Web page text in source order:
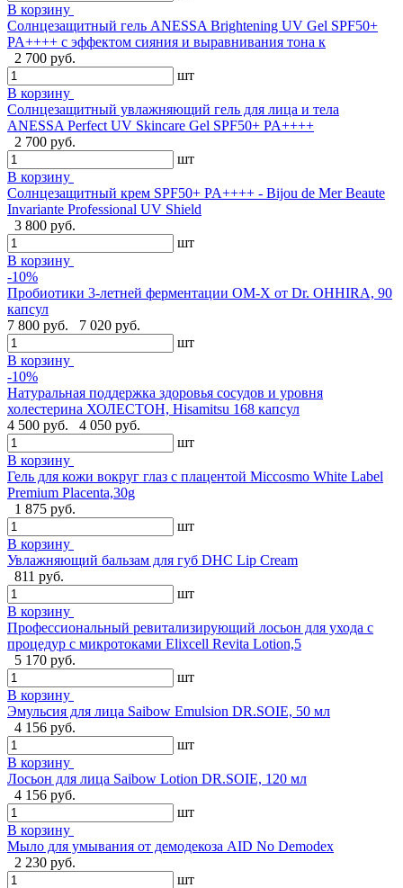
В корзину
Солнцезащитный гель ANESSA Brightening UV Gel SPF50+
PA++++ с эффектом сияния и выравнивания тона к
2 700 руб.
шт
В корзину
Солнцезащитный увлажняющий гель для лица и тела
ANESSA Perfect UV Skincare Gel SPF50+ PA++++
2 700 руб.
шт
В корзину
Cолнцезащитный крем SPF50+ PA++++ - Bijou de Mer Beaute
Invariante Professional UV Shield
3 800 руб.
шт
В корзину
-10%
Пробиотики 3-летней ферментации OM-X от Dr. OHHIRA, 90
капсул
7 800 руб.
7 020 руб.
шт
В корзину
-10%
Натуральная поддержка здоровья сосудов и уровня
холестерина ХОЛЕСТОН, Hisamitsu 168 капсул
4 500 руб.
4 050 руб.
шт
В корзину
Гель для кожи вокруг глаз с плацентой Miccosmo White Label
Premium Placenta,30g
1 875 руб.
шт
В корзину
Увлажняющий бальзам для губ DHC Lip Cream
811 руб.
шт
В корзину
Профессиональный ревитализирующий лосьон для ухода с
процедур с микротоками Elixcell Revita Lotion,5
5 170 руб.
шт
В корзину
Эмульсия для лица Saibow Emulsion DR.SOIE, 50 мл
4 156 руб.
шт
В корзину
Лосьон для лица Saibow Lotion DR.SOIE, 120 мл
4 156 руб.
шт
В корзину
Мыло для умывания от демодекоза AID No Demodex
2 230 руб.
шт